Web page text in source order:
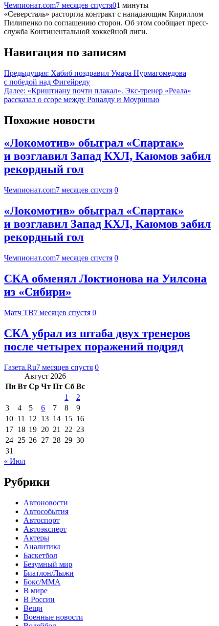
Чемпионат.com7 месяцев спустя01 минуты
«Северсталь» расторгла контракт с нападающим Кириллом
Пилипенко по соглашению сторон. Об этом сообщает пресс-
служба Континентальной хоккейной лиги.
Навигация по записям
Предыдущая: Хабиб поздравил Умара Нурмагомедова
с победой над Фигейреду
Далее: «Криштиану почти плакал». Экс-тренер «Реала»
рассказал о ссоре между Роналду и Моуринью
Похожие новости
«Локомотив» обыграл «Спартак»
и возглавил Запад КХЛ, Каюмов забил
рекордный гол
Чемпионат.com7 месяцев спустя 0
«Локомотив» обыграл «Спартак»
и возглавил Запад КХЛ, Каюмов забил
рекордный гол
Чемпионат.com7 месяцев спустя 0
СКА обменял Локтионова на Уилсона
из «Сибири»
Матч ТВ7 месяцев спустя 0
СКА убрал из штаба двух тренеров
после четырех поражений подряд
Газета.Ru7 месяцев спустя 0
Август 2026
Пн Вт Ср Чт Пт Сб Вс
1
2
3
4 5 6 7 8
9
10 11 12 13 14 15 16
17 18 19 20 21 22 23
24 25 26 27 28 29 30
31
« Июл
Рубрики
Автоновости
Автособытия
Автоспорт
Автоэксперт
Актеры
Аналитика
Баскетбол
Безумный мир
Биатлон/Лыжи
Бокс/MMA
В мире
В России
Вещи
Военные новости